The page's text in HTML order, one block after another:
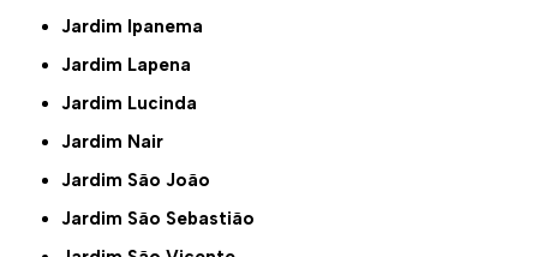
Jardim Ipanema
Jardim Lapena
Jardim Lucinda
Jardim Nair
Jardim São João
Jardim São Sebastião